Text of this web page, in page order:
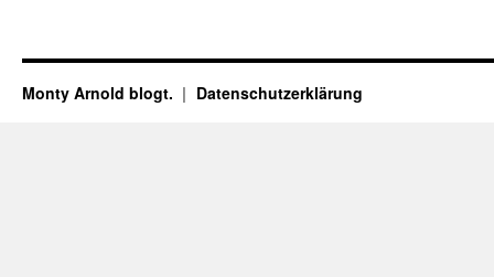
Monty Arnold blogt. Datenschutz­erklärung